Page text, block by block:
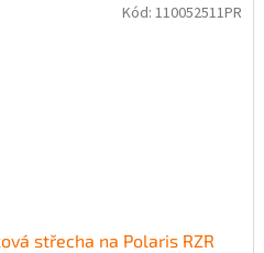
střecha na Polaris RZR
Kód: 110052511PR